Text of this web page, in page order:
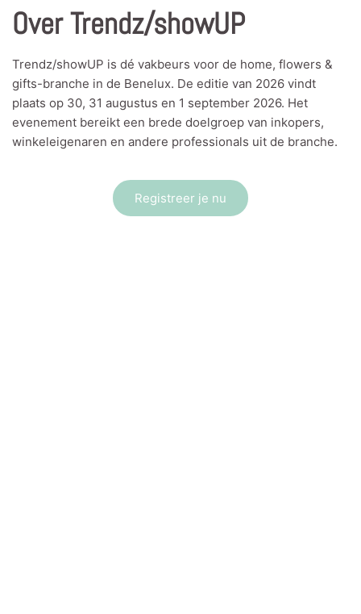
Over Trendz/showUP
Trendz/showUP is dé vakbeurs voor de home, flowers &
gifts-branche in de Benelux. De editie van 2026 vindt
plaats op 30, 31 augustus en 1 september 2026. Het
evenement bereikt een brede doelgroep van inkopers,
winkeleigenaren en andere professionals uit de branche.
Registreer je nu